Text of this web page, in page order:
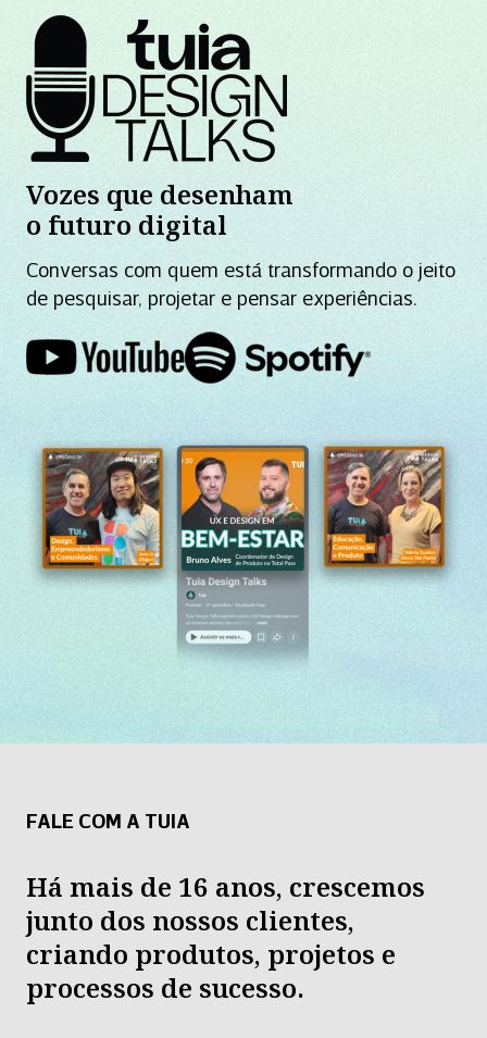
Vozes que desenham
o futuro digital
Conversas com quem está transformando o jeito
de pesquisar, projetar e pensar experiências.
FALE COM A TUIA
Há mais de 16 anos, crescemos
junto dos nossos clientes,
criando produtos, projetos e
processos de sucesso.